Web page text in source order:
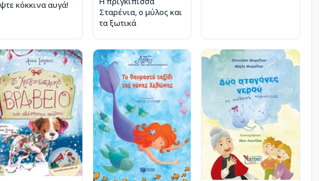
κόκκινα αυγά!
Σταρένια, ο μύλος και
τα ξωτικά